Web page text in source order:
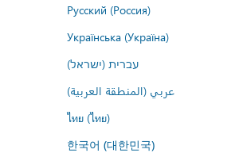
Русский (Россия)
Українська (Україна)
עברית (ישראל)
عربي (المنطقة العربية)
ไทย (ไทย)
한국어 (대한민국)